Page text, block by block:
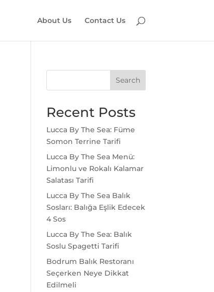
About Us Contact Us
Search
Recent Posts
Lucca By The Sea: Füme
Somon Terrine Tarifi
Lucca By The Sea Menü:
Limonlu ve Rokalı Kalamar
Salatası Tarifi
Lucca By The Sea Balık
Sosları: Balığa Eşlik Edecek
4 Sos
Lucca By The Sea: Balık
Soslu Spagetti Tarifi
Bodrum Balık Restoranı
Seçerken Neye Dikkat
Edilmeli